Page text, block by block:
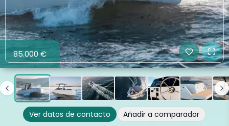
85.000 €
Ver datos de contacto Añadir a comparador